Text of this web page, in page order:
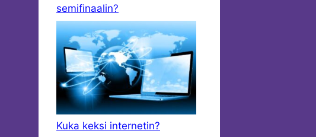
semifinaalin?
Kuka keksi internetin?